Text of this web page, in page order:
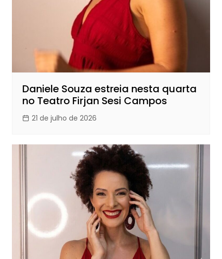
Daniele Souza estreia nesta quarta
no Teatro Firjan Sesi Campos
21 de julho de 2026